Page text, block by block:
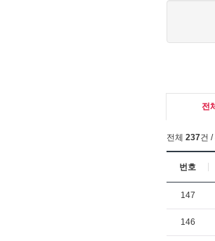
전
전체 237건
번호
147
146